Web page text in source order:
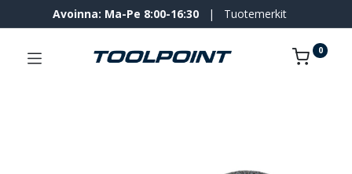
Avoinna: Ma-Pe 8:00-16:30 | Tuotemerkit
0